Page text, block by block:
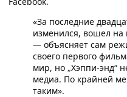
«За последние
изменился, вошел
— объясняет сам
своего первого
мир, но „Хэппи-энд“
медиа. По крайней
таким».